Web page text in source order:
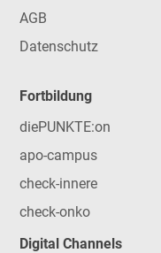
AGB
Datenschutz
Fortbildung
diePUNKTE:on
apo-campus
check-innere
check-onko
Digital Channels